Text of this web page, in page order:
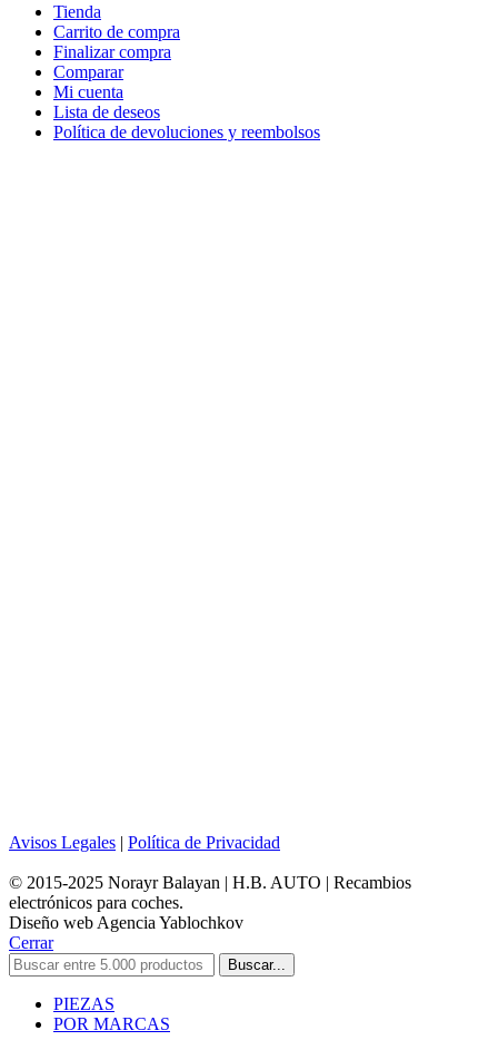
Tienda
Carrito de compra
Finalizar compra
Comparar
Mi cuenta
Lista de deseos
Política de devoluciones y reembolsos
Avisos Legales | Política de Privacidad
© 2015-2025 Norayr Balayan | H.B. AUTO | Recambios
electrónicos para coches.
Diseño web Agencia Yablochkov
Cerrar
Buscar...
PIEZAS
POR MARCAS